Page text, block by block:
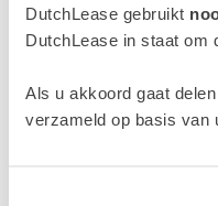
DutchLease gebruikt
DutchLease in staat om
Als u akkoord gaat
verzameld op basis van